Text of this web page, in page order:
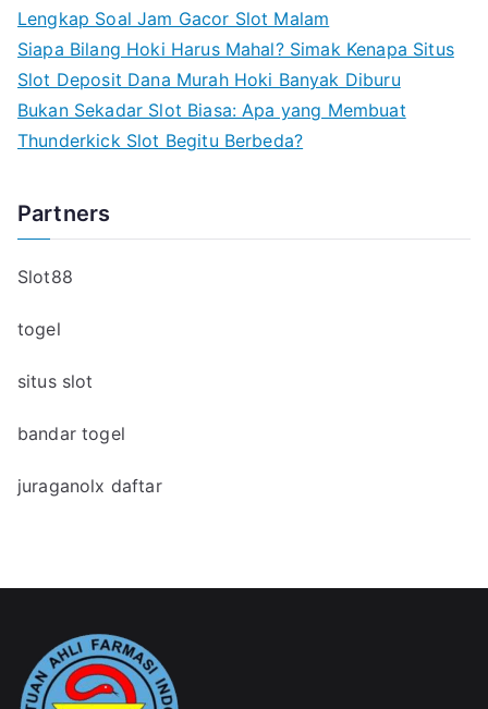
Lengkap Soal Jam Gacor Slot Malam
Siapa Bilang Hoki Harus Mahal? Simak Kenapa Situs
Slot Deposit Dana Murah Hoki Banyak Diburu
Bukan Sekadar Slot Biasa: Apa yang Membuat
Thunderkick Slot Begitu Berbeda?
Partners
Slot88
togel
situs slot
bandar togel
juraganolx daftar